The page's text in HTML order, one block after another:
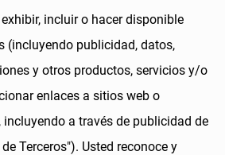
incluir o hacer disponible
(incluyendo publicidad, datos,
y otros productos, servicios y/o
enlaces a sitios web o
incluyendo a través de publicidad de
Terceros"). Usted reconoce y